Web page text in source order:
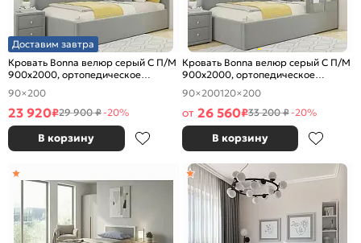
Доставим завтра
Кровать Bonna велюр серый С П/М
900x2000, ортопедическое
основание, изголовье мягкое
90×200
23 920₽29 900 ₽-20%
В корзину
Кровать Bonna велюр серый С П/М
900x2000, ортопедическое
основание, изголовье мягкое
90×200120×200
от 26 560₽33 200 ₽-20%
В корзину